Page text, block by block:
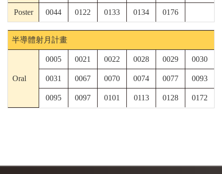
Poster 0044 0122 0133 0134 0176
半導體射月計畫
Oral
0005 0021 0022 0028 0029 0030
0031 0067 0070 0074 0077 0093
0095 0097 0101 0113 0128 0172